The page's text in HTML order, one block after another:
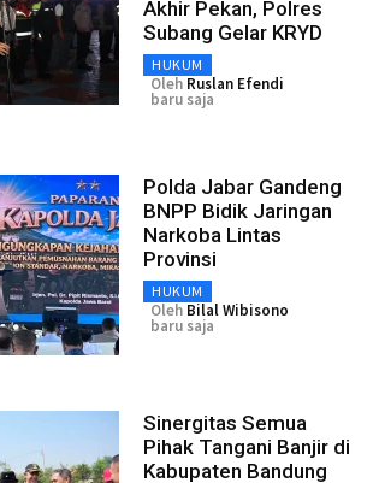
Akhir Pekan, Polres
Subang Gelar KRYD
HUKUM
Oleh Ruslan Efendi
baru saja
Polda Jabar Gandeng
BNPP Bidik Jaringan
Narkoba Lintas
Provinsi
HUKUM
Oleh Bilal Wibisono
baru saja
Sinergitas Semua
Pihak Tangani Banjir di
Kabupaten Bandung